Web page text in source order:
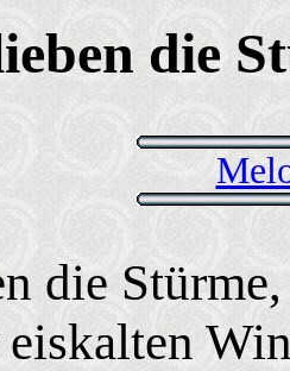
die
die